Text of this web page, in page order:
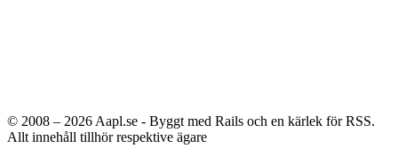
© 2008 – 2026 Aapl.se - Byggt med Rails och en kärlek för RSS.
Allt innehåll tillhör respektive ägare